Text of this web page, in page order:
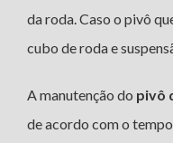
da roda. Caso o pivô
cubo de roda e
A manutenção do pivô
de acordo com o